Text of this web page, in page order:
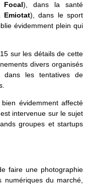
Focal), dans la santé
Emiotat), dans le sport
évidemment plein qui
sur les détails de cette
divers organisés
dans les tentatives de
évidemment affecté
intervenue sur le sujet
groupes et startups
faire une photographie
numériques du marché,